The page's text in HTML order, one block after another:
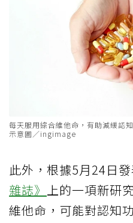
每天服用綜合維他命，有助減緩認
示意圖／ingimage
此外，根據5月24日
雜誌》 上的一項新研
維他命，可能對認知